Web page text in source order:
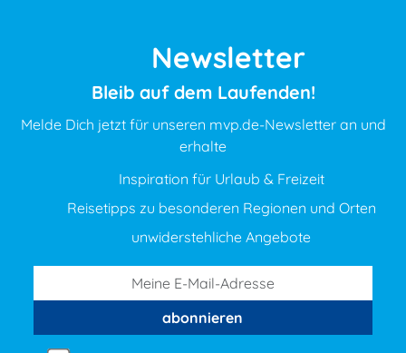
Newsletter
Bleib auf dem Laufenden!
Melde Dich jetzt für unseren mvp.de-Newsletter an und
erhalte
Inspiration für Urlaub & Freizeit
Reisetipps zu besonderen Regionen und Orten
unwiderstehliche Angebote
abonnieren